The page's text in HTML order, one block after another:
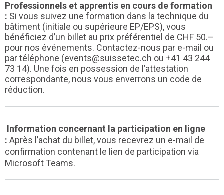
Professionnels et apprentis en cours de formation
: Si vous suivez une formation dans la technique du
bâtiment (initiale ou supérieure EP/EPS), vous
bénéficiez d’un billet au prix préférentiel de CHF 50.–
pour nos événements. Contactez-nous par e-mail ou
par téléphone (events@suissetec.ch ou +41 43 244
73 14). Une fois en possession de l’attestation
correspondante, nous vous enverrons un code de
réduction.
Information concernant la participation en ligne
: Après l’achat du billet, vous recevrez un e-mail de
confirmation contenant le lien de participation via
Microsoft Teams.